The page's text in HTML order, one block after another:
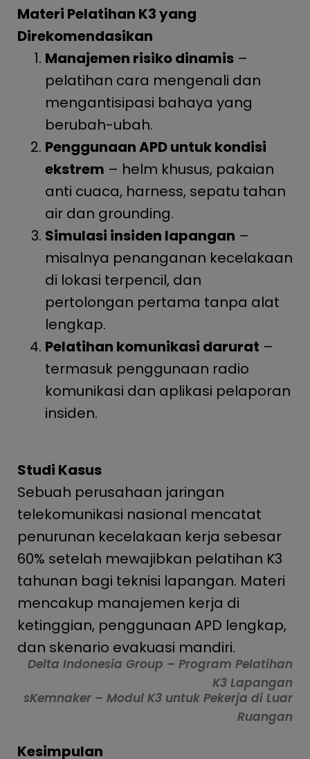
Materi Pelatihan K3 yang
Direkomendasikan
Manajemen risiko dinamis –
pelatihan cara mengenali dan
mengantisipasi bahaya yang
berubah-ubah.
Penggunaan APD untuk kondisi
ekstrem – helm khusus, pakaian
anti cuaca, harness, sepatu tahan
air dan grounding.
Simulasi insiden lapangan –
misalnya penanganan kecelakaan
di lokasi terpencil, dan
pertolongan pertama tanpa alat
lengkap.
Pelatihan komunikasi darurat –
termasuk penggunaan radio
komunikasi dan aplikasi pelaporan
insiden.
Studi Kasus
Sebuah perusahaan jaringan
telekomunikasi nasional mencatat
penurunan kecelakaan kerja sebesar
60% setelah mewajibkan pelatihan K3
tahunan bagi teknisi lapangan. Materi
mencakup manajemen kerja di
ketinggian, penggunaan APD lengkap,
dan skenario evakuasi mandiri.
Delta Indonesia Group – Program Pelatihan
K3 Lapangan
sKemnaker – Modul K3 untuk Pekerja di Luar
Ruangan
Kesimpulan